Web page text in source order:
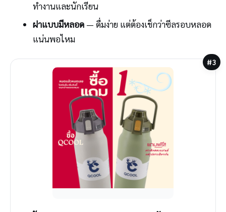
ทำงานและนักเรียน
ฝาแบบมีหลอด— ดื่มง่าย แต่ต้องเช็กว่าซีลรอบหลอด
แน่นพอไหม
#3